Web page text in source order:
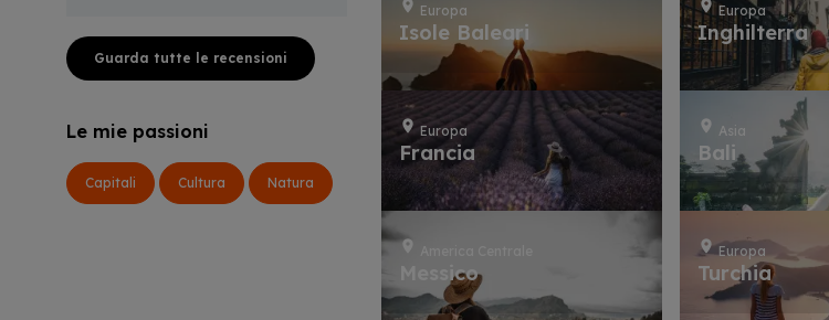
Guarda tutte le recensioni
Le mie passioni
Capitali Cultura Natura
Europa
Isole Baleari
Europa
Inghilterra
Europa
Francia
Asia
Bali
Messico
Europa
Turchia